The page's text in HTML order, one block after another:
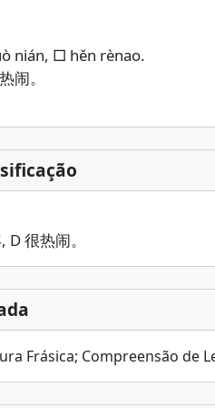
nián, □ hěn rènao.
闹。
很热闹。
Frásica; Compreensão de